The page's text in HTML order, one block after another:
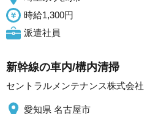
時給1,300円
派遣社員
新幹線の車内/構内清掃
セントラルメンテナンス株式会社
愛知県 名古屋市